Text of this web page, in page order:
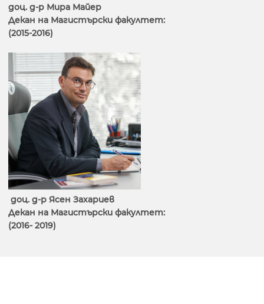
доц. д-р Мира Майер
Декан на Магистърски факултет:
(2015-2016)
доц. д-р Ясен Захариев
Декан на Магистърски факултет:
(2016- 2019)